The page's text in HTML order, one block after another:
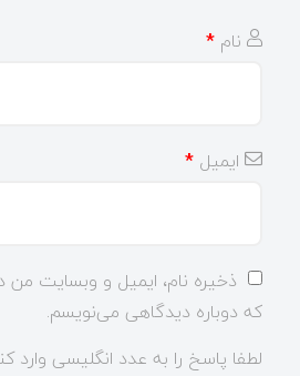
نام *
ایمیل *
ذخیره نام، ایمیل و وبسایت من
که دوباره دیدگاهی می‌نویسم.
لطفا پاسخ را به عدد انگلیسی وارد